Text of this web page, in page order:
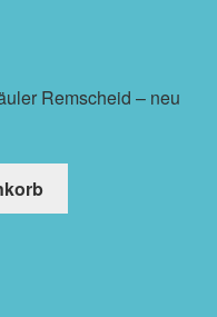
Remscheid – neu